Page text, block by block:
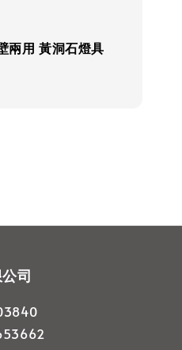
兩用 黃洞石燈具
司